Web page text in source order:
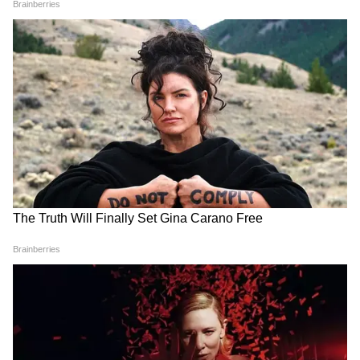
মন্ত্রী
অভিষেকের
কালীঘাটে TMC-র নজিরবিহীন
ধস! মমতার বাড়িতে এলেন মাত্র
২০ জন, ভেস্তে গেল তৃণমূলের
মেগা বৈঠক
Kalyan Banerjee Attack:
আক্রান্ত হয়ে কল্যাণ বললেন
'খুনের চেষ্টা', সাংসদকে দেখতে
গেলেন মমতা